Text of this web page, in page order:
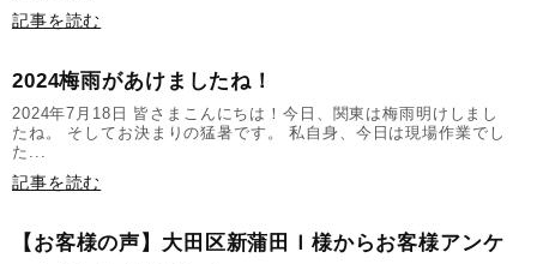
記事を読む
2024梅雨があけましたね！
2024年7月18日 皆さまこんにちは！今日、関東は梅雨明けしまし
たね。 そしてお決まりの猛暑です。 私自身、今日は現場作業でし
た...
記事を読む
【お客様の声】大田区新蒲田Ｉ様からお客様アンケ